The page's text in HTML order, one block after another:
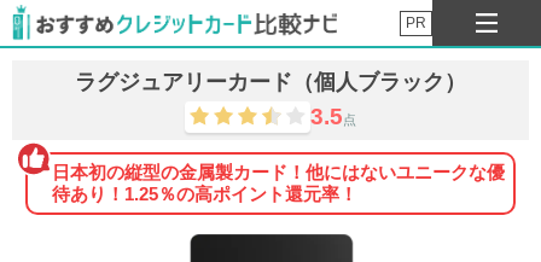
PR
ラグジュアリーカード（個人ブラック）
3.5点
日本初の縦型の金属製カード！他にはないユニークな優
待あり！1.25％の高ポイント還元率！